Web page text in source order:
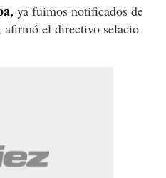
ya fuimos notificados de
afirmó el directivo selacio